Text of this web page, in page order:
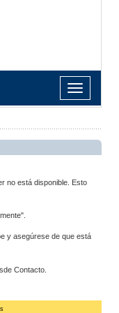
Toggle
navigation
no está disponible. Esto
y asegúrese de que está
Contacto.